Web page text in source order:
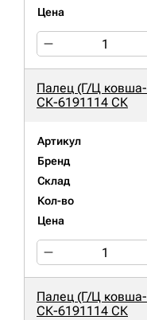
Цена
Палец (Г/Ц
СК-6191114 СК
Артикул
Бренд
Склад
Кол-во
Цена
Палец (Г/Ц
СК-6191114 СК